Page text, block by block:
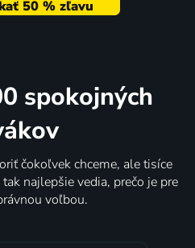
spokojných
čokoľvek chceme, ale tisíce
najlepšie vedia, prečo je pre
voľbou.